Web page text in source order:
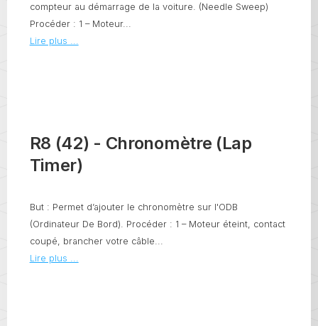
compteur au démarrage de la voiture. (Needle Sweep)
Procéder : 1 – Moteur...
Lire plus ...
R8 (42) - Chronomètre (Lap
Timer)
But : Permet d’ajouter le chronomètre sur l'ODB
(Ordinateur De Bord). Procéder : 1 – Moteur éteint, contact
coupé, brancher votre câble...
Lire plus ...